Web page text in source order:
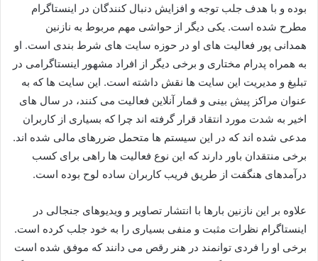
بوده و با هدف جلب توجه و افزایش دنبال‌ کنندگان در اینستاگرام
مطرح شده است. یکی دیگر از حواشی مهم مربوط به نازنین
همدانی پور فعالیت‌ های او در حوزه سایت‌ های شرط‌ بندی است. او
به همراه پدرام مختاری و برخی دیگر از افراد مشهور اینستاگرامی در
تبلیغ و مدیریت این سایت‌ ها نقش داشته است. این سایت‌ ها که به
عنوان مراکز پیش‌ بینی و قمار آنلاین فعالیت می‌ کنند، در سال‌ های
اخیر به شدت مورد انتقاد قرار گرفته‌ اند چرا که بسیاری از کاربران
مدعی شده‌ اند که در این سیستم‌ ها متحمل ضررهای مالی شده‌ اند.
برخی منتقدان باور دارند که این نوع فعالیت‌ ها راهی برای کسب
درآمدهای هنگفت از طریق فریب کاربران ساده‌ لوح بوده است.
علاوه بر این نازنین بارها با انتشار تصاویر و ویدیوهای جنجالی در
اینستاگرام نظرات مثبت و منفی بسیاری را به خود جلب کرده است.
برخی او را فردی توانمند در هنر رقص می‌ دانند که موفق شده است